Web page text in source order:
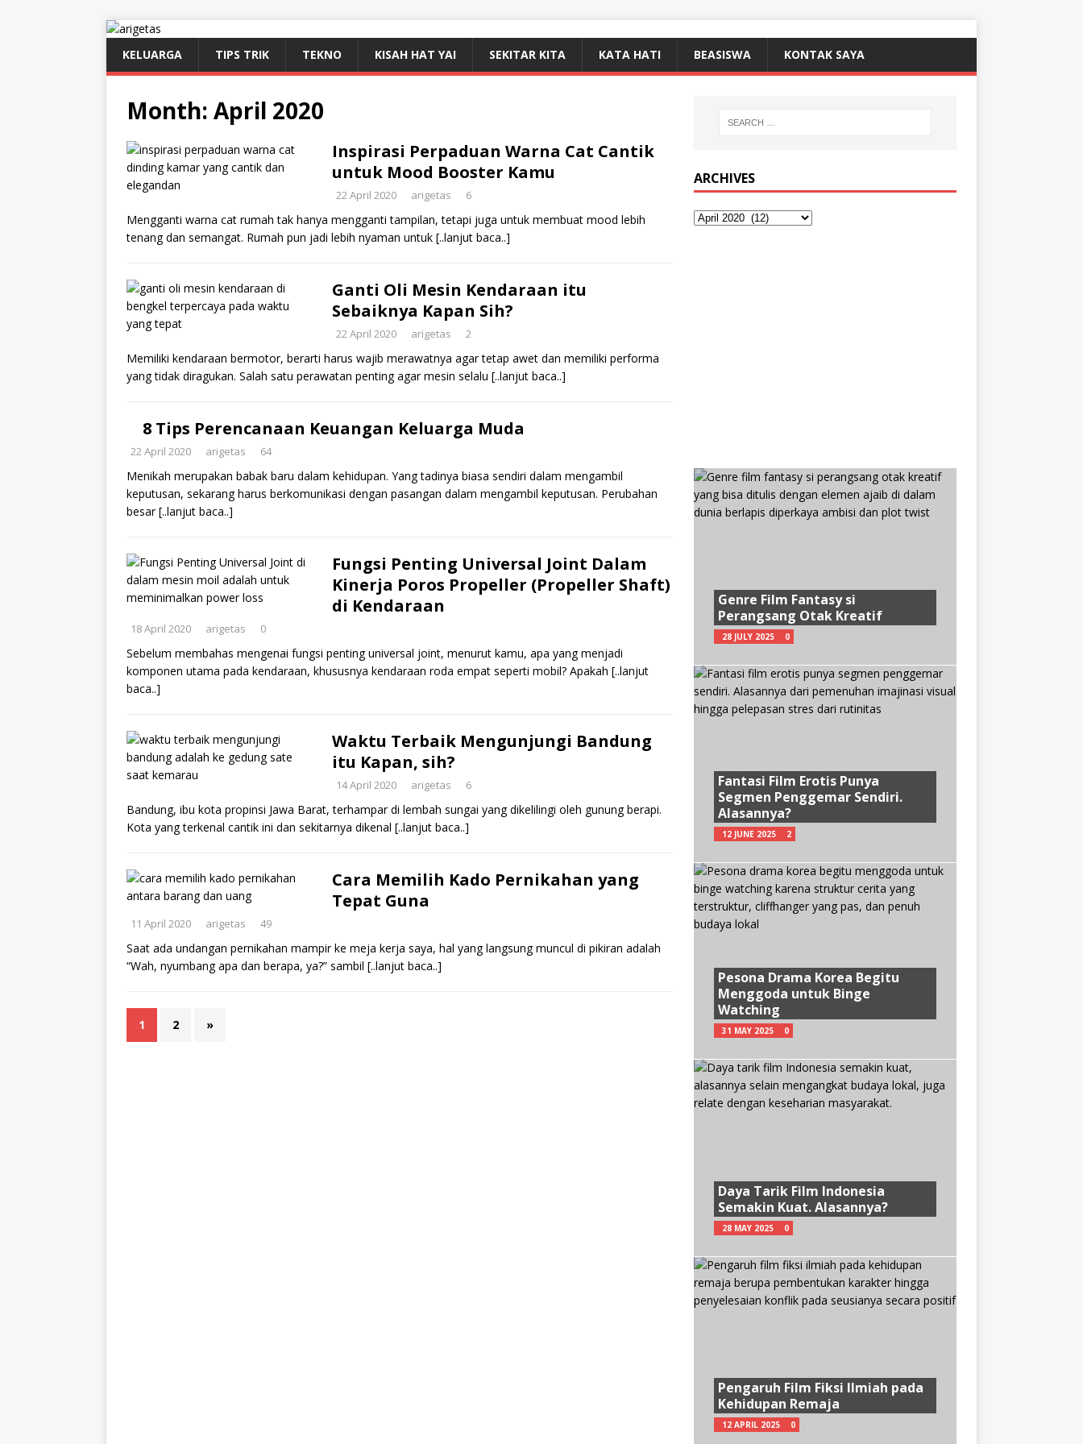
KELUARGA TIPS TRIK TEKNO KISAH HAT YAI SEKITAR KITA KATA HATI BEASISWA KONTAK SAYA
Month: April 2020
Inspirasi Perpaduan Warna Cat Cantik
untuk Mood Booster Kamu
22 April 2020 arigetas 6
Mengganti warna cat rumah tak hanya mengganti tampilan, tetapi juga untuk membuat mood lebih
tenang dan semangat. Rumah pun jadi lebih nyaman untuk [..lanjut baca..]
Ganti Oli Mesin Kendaraan itu
Sebaiknya Kapan Sih?
22 April 2020 arigetas 2
Memiliki kendaraan bermotor, berarti harus wajib merawatnya agar tetap awet dan memiliki performa
yang tidak diragukan. Salah satu perawatan penting agar mesin selalu [..lanjut baca..]
8 Tips Perencanaan Keuangan Keluarga Muda
22 April 2020 arigetas 64
Menikah merupakan babak baru dalam kehidupan. Yang tadinya biasa sendiri dalam mengambil
keputusan, sekarang harus berkomunikasi dengan pasangan dalam mengambil keputusan. Perubahan
besar[..lanjut baca..]
Fungsi Penting Universal Joint Dalam
Kinerja Poros Propeller (Propeller Shaft)
di Kendaraan
18 April 2020 arigetas 0
Sebelum membahas mengenai fungsi penting universal joint, menurut kamu, apa yang menjadi
komponen utama pada kendaraan, khususnya kendaraan roda empat seperti mobil? Apakah [..lanjut
baca..]
Waktu Terbaik Mengunjungi Bandung
itu Kapan, sih?
14 April 2020 arigetas 6
Bandung, ibu kota propinsi Jawa Barat, terhampar di lembah sungai yang dikelilingi oleh gunung berapi.
Kota yang terkenal cantik ini dan sekitarnya dikenal [..lanjut baca..]
Cara Memilih Kado Pernikahan yang
Tepat Guna
11 April 2020 arigetas 49
Saat ada undangan pernikahan mampir ke meja kerja saya, hal yang langsung muncul di pikiran adalah
“Wah, nyumbang apa dan berapa, ya?” sambil [..lanjut baca..]
1 2 »
ARCHIVES
Genre Film Fantasy si
Perangsang Otak Kreatif
28 JULY 2025 0
Fantasi Film Erotis Punya
Segmen Penggemar Sendiri.
Alasannya?
12 JUNE 2025 2
Pesona Drama Korea Begitu
Menggoda untuk Binge
Watching
31 MAY 2025 0
Daya Tarik Film Indonesia
Semakin Kuat. Alasannya?
28 MAY 2025 0
Pengaruh Film Fiksi Ilmiah pada
Kehidupan Remaja
12 APRIL 2025 0